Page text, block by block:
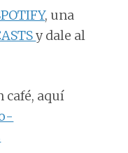
, una
y dale al
café, aquí